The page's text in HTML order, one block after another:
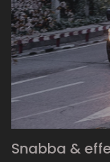
Snabba &